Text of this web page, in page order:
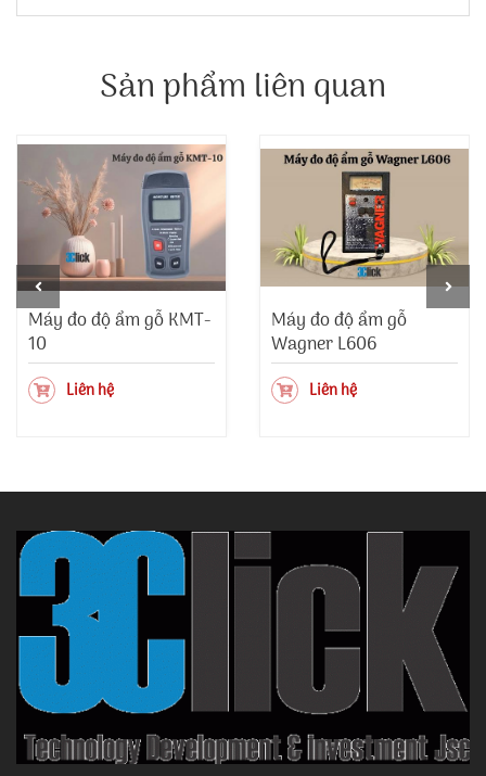
Sản phẩm liên quan
Máy đo độ ẩm gỗ KMT-
10
Liên hệ
Máy đo độ ẩm gỗ
Wagner L606
Liên hệ